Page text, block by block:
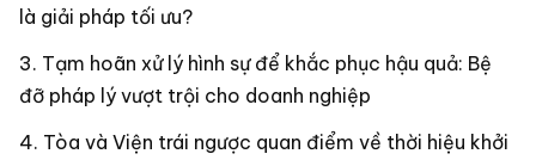
là giải pháp tối ưu?
Tạm hoãn xử lý hình sự để khắc phục hậu quả: Bệ
đỡ pháp lý vượt trội cho doanh nghiệp
Tòa và Viện trái ngược quan điểm về thời hiệu khởi